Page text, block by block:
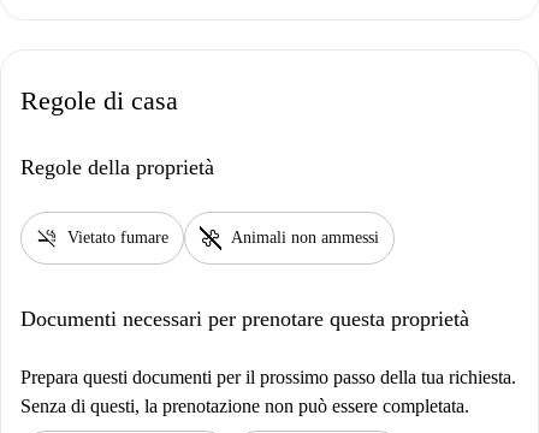
Regole di casa
Regole della proprietà
smoke_free Vietato fumare pet_supplies Animali non ammessi
Documenti necessari per prenotare questa proprietà
Prepara questi documenti per il prossimo passo della tua richiesta.
Senza di questi, la prenotazione non può essere completata.